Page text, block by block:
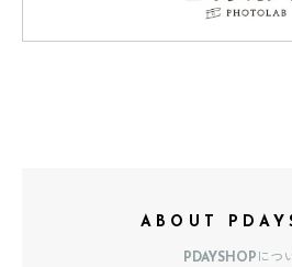
ABOUT
PDAYSHOPにつ